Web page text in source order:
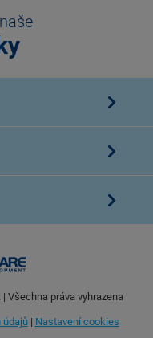
Všechna práva vyhrazena
údajů| Nastavení cookies